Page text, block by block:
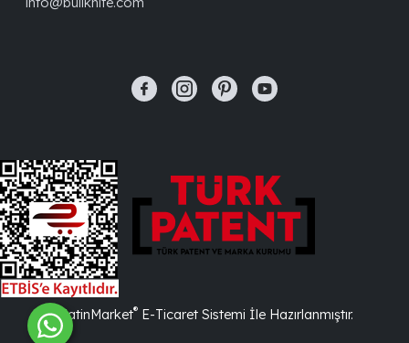
PlatinMarket® E-Ticaret Sistemi İle Hazırlanmıştır.